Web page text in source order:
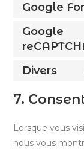
Google
Google
Divers
7.
Lorsque vous
nous vous